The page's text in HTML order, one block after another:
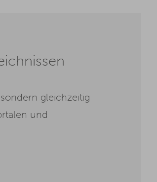
gleichzeitig
und